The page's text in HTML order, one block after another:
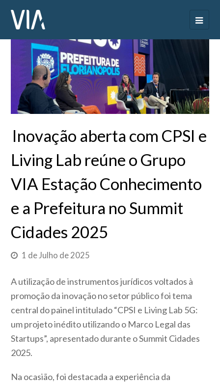
Inovação aberta com CPSI e
Living Lab reúne o Grupo
VIA Estação Conhecimento
e a Prefeitura no Summit
Cidades 2025
1 de Julho de 2025
A utilização de instrumentos jurídicos voltados à
promoção da inovação no setor público foi tema
central do painel intitulado “CPSI e Living Lab 5G:
um projeto inédito utilizando o Marco Legal das
Startups”, apresentado durante o Summit Cidades
2025.
Na ocasião, foi destacada a experiência da